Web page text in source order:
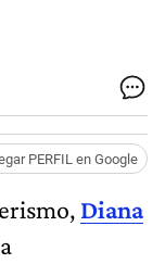
PERFIL en Google
Diana